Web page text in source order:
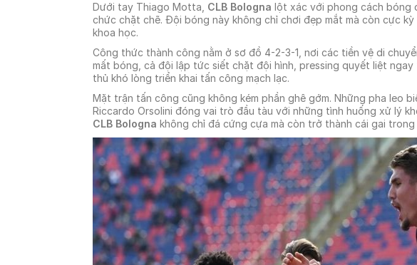
Dưới tay Thiago Motta, CLB Bologna lột xác với phong cách bóng
chức chặt chẽ. Đội bóng này không chỉ chơi đẹp mắt mà còn cực
khoa học.
Công thức thành công nằm ở sơ đồ 4-2-3-1, nơi các tiền vệ di
mất bóng, cả đội lập tức siết chặt đội hình, pressing quyết liệt
thủ khó lòng triển khai tấn công mạch lạc.
Mặt trận tấn công cũng không kém phần ghê gớm. Những pha leo
Riccardo Orsolini đóng vai trò đầu tàu với những tình huống xử lý
CLB Bologna không chỉ đá cứng cựa mà còn trở thành cái gai trong